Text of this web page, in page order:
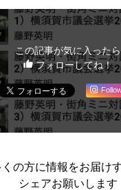
この記事が気に入ったら
フォローしてね！
の方に情報をお届け
シェアお願いします